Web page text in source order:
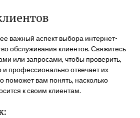
важный аспект выбора интернет-
обслуживания клиентов. Свяжитесь
или запросами, чтобы проверить,
и профессионально отвечает их
поможет вам понять, насколько
к своим клиентам.